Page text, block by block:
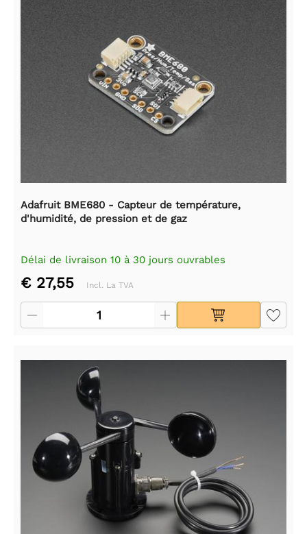
Adafruit BME680 - Capteur de température,
d'humidité, de pression et de gaz
Délai de livraison 10 à 30 jours ouvrables
€ 27,55 Incl. La TVA